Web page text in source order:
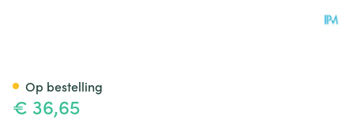
€ 36,65
Op bestelling